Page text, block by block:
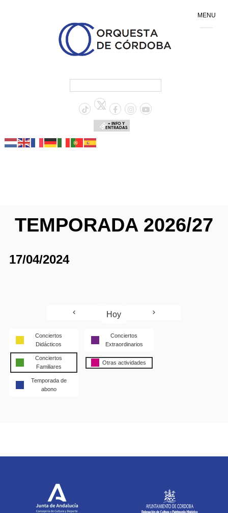
+ INFO Y
ENTRADAS
TEMPORADA 2026/27
17/04/2024
Hoy
Conciertos
Didácticos
Conciertos
Extraordinarios
Conciertos
Familiares
Otras actividades
Temporada de
abono
MENU